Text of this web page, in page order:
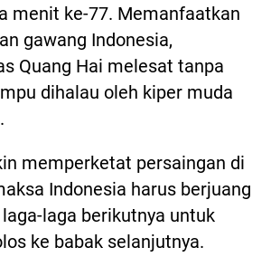
menit ke-77. Memanfaatkan
gawang Indonesia,
Quang Hai melesat tanpa
dihalau oleh kiper muda
memperketat persaingan di
Indonesia harus berjuang
laga berikutnya untuk
ke babak selanjutnya.